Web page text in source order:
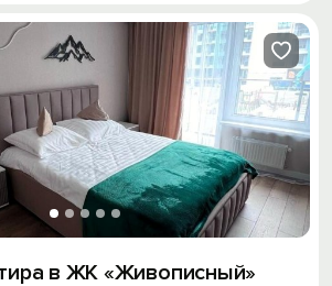
в ЖК «Живописный»